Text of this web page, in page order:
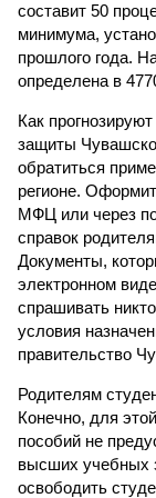
составит 50
минимума,
прошлого года.
определена в
Как
защиты
обратиться
регионе.
МФЦ или через
справок
Документы,
электронном
спрашивать
условия
правительство
Родителям
Конечно, для
пособий не
высших учебных
освободить